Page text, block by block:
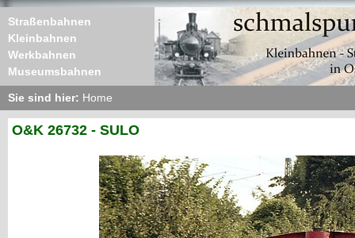
Straßenbahnen
Kleinbahnen
Werkbahnen
Museumsbahnen
Sie sind hier: Home
O&K 26732 - SULO